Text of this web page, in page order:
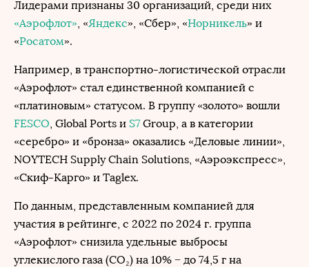
Лидерами признаны 30 организаций, среди них
«Аэрофлот», «Яндекс», «Сбер», «Норникель» и
«Росатом».
Например, в транспортно-логистической отрасли
«Аэрофлот» стал единственной компанией с
«платиновым» статусом. В группу «золото» вошли
FESCO, Global Ports и S7 Group, а в категории
«серебро» и «бронза» оказались «Деловые линии»,
NOYTECH Supply Chain Solutions, «Аэроэкспресс»,
«Скиф-Карго» и Taglex.
По данным, представленным компанией для
участия в рейтинге, с 2022 по 2024 г. группа
«Аэрофлот» снизила удельные выбросы
углекислого газа (CO₂) на 10% − до 74,5 г на